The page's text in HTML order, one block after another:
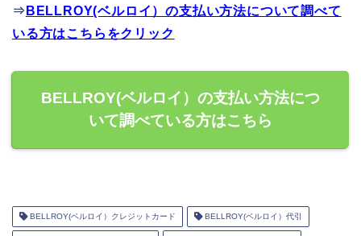
⇒ BELLROY(ベルロイ）の支払い方法について調べて
いる方はこちらをクリック
BELLROY(ベルロイ）の支払い方法につ
いて調べている方はこちら
BELLROY(ベルロイ）クレジットカード BELLROY(ベルロイ）代引